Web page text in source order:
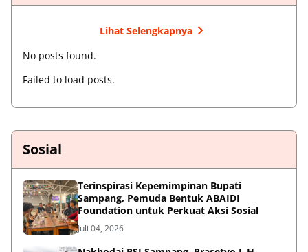
Lihat Selengkapnya
No posts found.
Failed to load posts.
Sosial
Terinspirasi Kepemimpinan Bupati
Sampang, Pemuda Bentuk ABAIDI
Foundation untuk Perkuat Aksi Sosial
Juli 04, 2026